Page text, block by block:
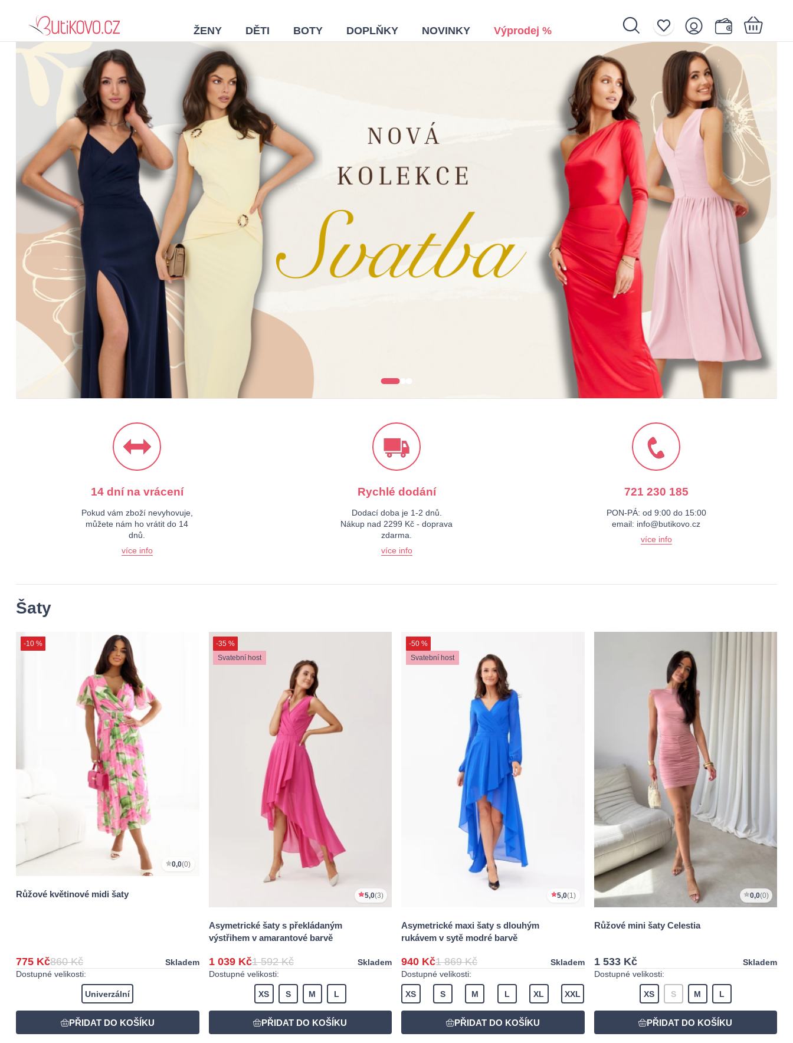
ŽENY DĚTI BOTY DOPLŇKY NOVINKY Výprodej %
Nákupní košík je prázdný.
14 dní na vrácení
Pokud vám zboží nevyhovuje,
můžete nám ho vrátit do 14
dnů.
více info
Rychlé dodání
Dodací doba je 1-2 dnů.
Nákup nad 2299 Kč - doprava
zdarma.
více info
721 230 185
PON-PÁ: od 9:00 do 15:00
email: info@butikovo.cz
více info
Šaty
-10 %
0,0(0)
Růžové květinové midi šaty
775 Kč860 Kč
Skladem
Dostupné velikosti:
Univerzální
-35 %
Svatební host
5,0(3)
Asymetrické šaty s překládaným
výstřihem v amarantové barvě
1 039 Kč1 592 Kč
Skladem
Dostupné velikosti:
XS S M L
-50 %
Svatební host
5,0(1)
Asymetrické maxi šaty s dlouhým
rukávem v sytě modré barvě
940 Kč1 869 Kč
Skladem
Dostupné velikosti:
XS S M L XL XXL
0,0(0)
Růžové mini šaty Celestia
1 533 Kč
Skladem
Dostupné velikosti:
XS S M L